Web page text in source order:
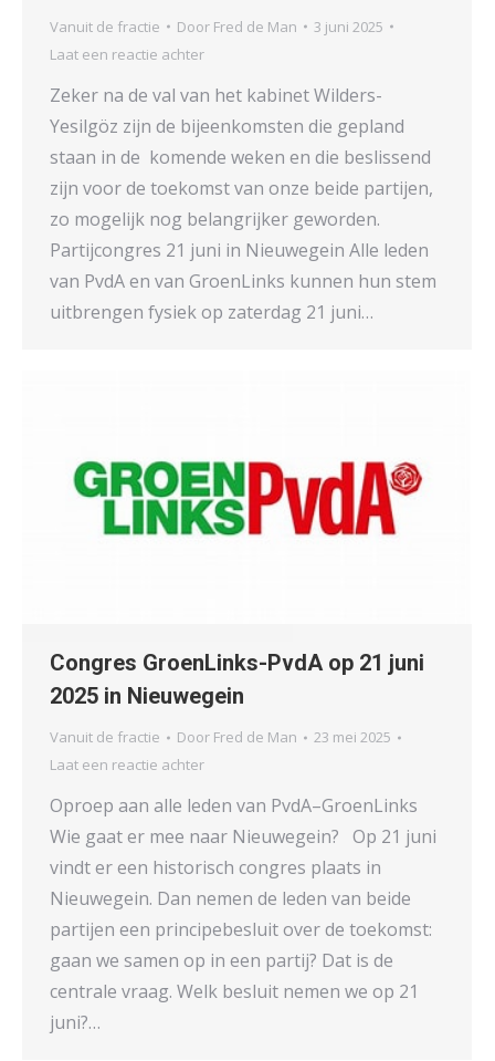
Vanuit de fractie Door Fred de Man
3 juni 2025
Laat een reactie achter
Zeker na de val van het kabinet Wilders-
Yesilgöz zijn de bijeenkomsten die gepland
staan in de komende weken en die beslissend
zijn voor de toekomst van onze beide partijen,
zo mogelijk nog belangrijker geworden.
Partijcongres 21 juni in Nieuwegein Alle leden
van PvdA en van GroenLinks kunnen hun stem
uitbrengen fysiek op zaterdag 21 juni…
Congres GroenLinks-PvdA op 21 juni
2025 in Nieuwegein
Vanuit de fractie Door Fred de Man
23 mei 2025
Laat een reactie achter
Oproep aan alle leden van PvdA–GroenLinks
Wie gaat er mee naar Nieuwegein? Op 21 juni
vindt er een historisch congres plaats in
Nieuwegein. Dan nemen de leden van beide
partijen een principebesluit over de toekomst:
gaan we samen op in een partij? Dat is de
centrale vraag. Welk besluit nemen we op 21
juni?…